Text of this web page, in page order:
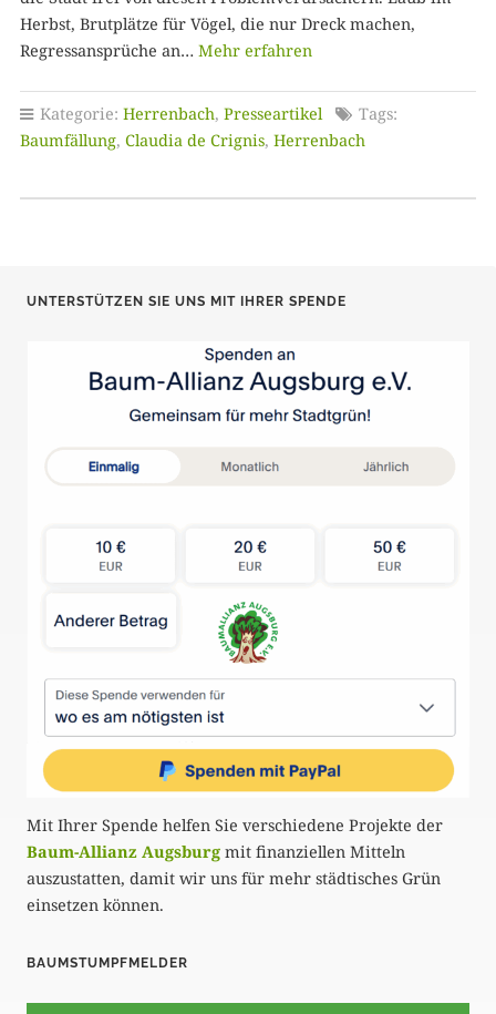
Herbst, Brutplätze für Vögel, die nur Dreck machen,
Regressansprüche an… Mehr erfahren
Kategorie: Herrenbach, Presseartikel
Tags:
Baumfällung, Claudia de Crignis, Herrenbach
UNTERSTÜTZEN SIE UNS MIT IHRER SPENDE
Mit Ihrer Spende helfen Sie verschiedene Projekte der
Baum-Allianz Augsburg mit finanziellen Mitteln
auszustatten, damit wir uns für mehr städtisches Grün
einsetzen können.
BAUMSTUMPFMELDER